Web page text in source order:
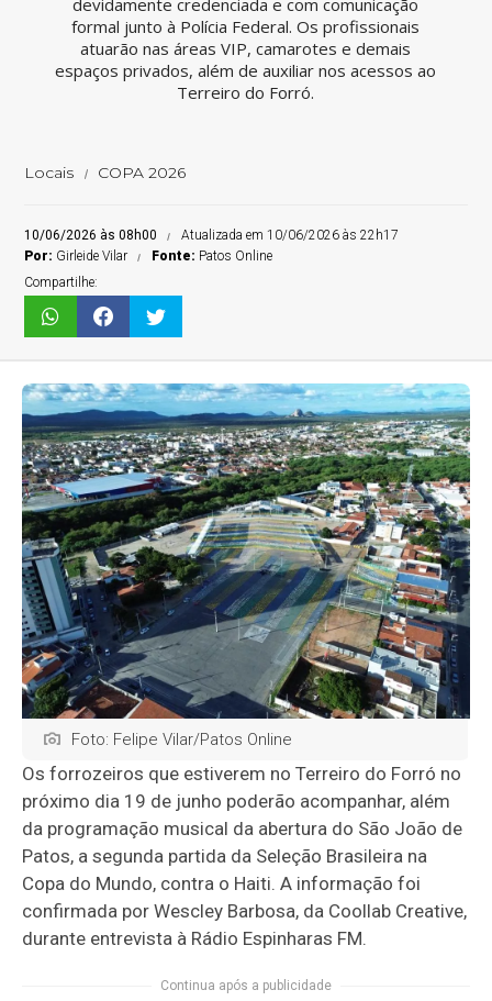
devidamente credenciada e com comunicação
formal junto à Polícia Federal. Os profissionais
atuarão nas áreas VIP, camarotes e demais
espaços privados, além de auxiliar nos acessos ao
Terreiro do Forró.
Locais COPA 2026
10/06/2026 às 08h00
Atualizada em 10/06/2026 às 22h17
Por: Girleide Vilar Fonte: Patos Online
Compartilhe:
Foto: Felipe Vilar/Patos Online
Os forrozeiros que estiverem no Terreiro do Forró no
próximo dia 19 de junho poderão acompanhar, além
da programação musical da abertura do São João de
Patos, a segunda partida da Seleção Brasileira na
Copa do Mundo, contra o Haiti. A informação foi
confirmada por Wescley Barbosa, da Coollab Creative,
durante entrevista à Rádio Espinharas FM.
Continua após a publicidade